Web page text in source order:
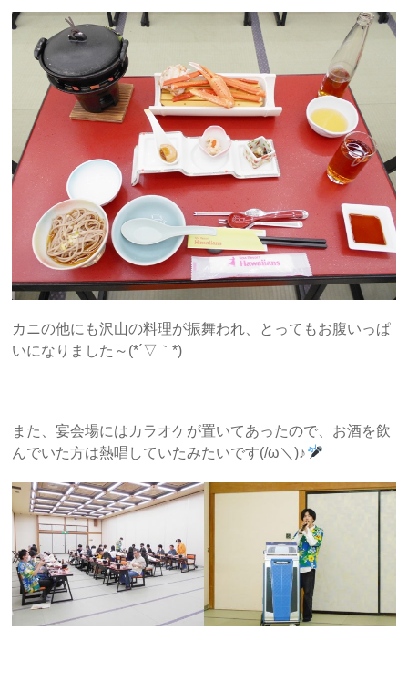
カニの他にも沢山の料理が振舞われ、とってもお腹いっぱ
いになりました～(*´▽｀*)
また、宴会場にはカラオケが置いてあったので、お酒を飲
んでいた方は熱唱していたみたいです(/ω＼)♪